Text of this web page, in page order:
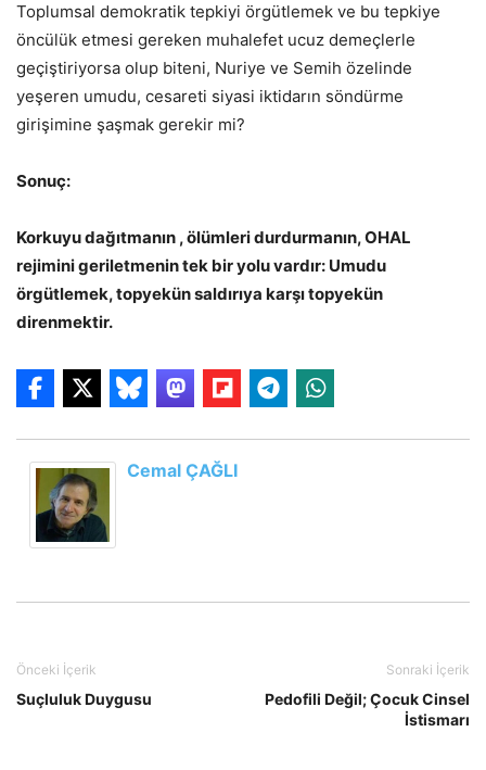
Toplumsal demokratik tepkiyi örgütlemek ve bu tepkiye
öncülük etmesi gereken muhalefet ucuz demeçlerle
geçiştiriyorsa olup biteni, Nuriye ve Semih özelinde
yeşeren umudu, cesareti siyasi iktidarın söndürme
girişimine şaşmak gerekir mi?
Sonuç:
Korkuyu dağıtmanın , ölümleri durdurmanın, OHAL
rejimini geriletmenin tek bir yolu vardır: Umudu
örgütlemek, topyekün saldırıya karşı topyekün
direnmektir.
Cemal ÇAĞLI
Önceki İçerik
Suçluluk Duygusu
Sonraki İçerik
Pedofili Değil; Çocuk Cinsel
İstismarı